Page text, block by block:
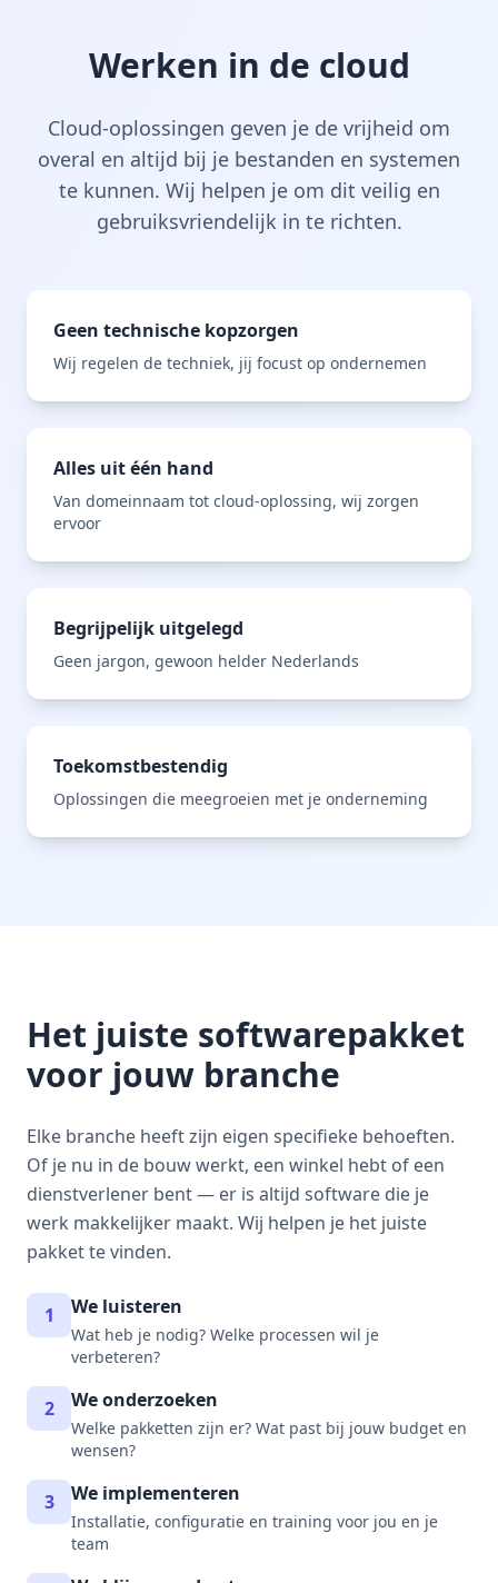
Werken in de cloud
Cloud-oplossingen geven je de vrijheid om
overal en altijd bij je bestanden en systemen
te kunnen. Wij helpen je om dit veilig en
gebruiksvriendelijk in te richten.
Geen technische kopzorgen
Wij regelen de techniek, jij focust op ondernemen
Alles uit één hand
Van domeinnaam tot cloud-oplossing, wij zorgen
ervoor
Begrijpelijk uitgelegd
Geen jargon, gewoon helder Nederlands
Toekomstbestendig
Oplossingen die meegroeien met je onderneming
Het juiste softwarepakket
voor jouw branche
Elke branche heeft zijn eigen specifieke behoeften.
Of je nu in de bouw werkt, een winkel hebt of een
dienstverlener bent — er is altijd software die je
werk makkelijker maakt. Wij helpen je het juiste
pakket te vinden.
1 We luisteren
Wat heb je nodig? Welke processen wil je
verbeteren?
2 We onderzoeken
Welke pakketten zijn er? Wat past bij jouw budget en
wensen?
3 We implementeren
Installatie, configuratie en training voor jou en je
team